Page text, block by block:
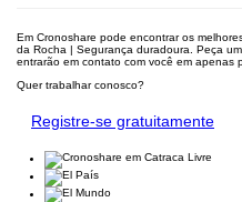
Em Cronoshare pode encontrar os
da Rocha | Segurança duradoura. Peça
entrarão em contato com você em apenas
Quer trabalhar conosco?
Registre-se gratuitamente